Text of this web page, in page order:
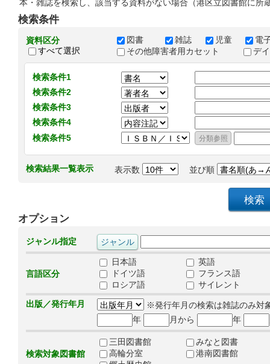
本・雑誌を検索し、該当する資料がない場合（港区立図書館に所
検索条件
資料区分
すべて選択
図書 雑誌 児童
電
その他障害者用カセット
デ
検索条件1
検索条件2
検索条件3
検索条件4
検索条件5
検索結果一覧表示 表示数 並び順
オプション
ジャンル指定
言語区分
日本語
英語
ドイツ語
フランス語
ロシア語
サイレント
出版／発行年月
※発行年月の検索は雑誌のみ対
年
月から 年
検索対象図書館
三田図書館
みなと図書
高輪分室
港南図書館